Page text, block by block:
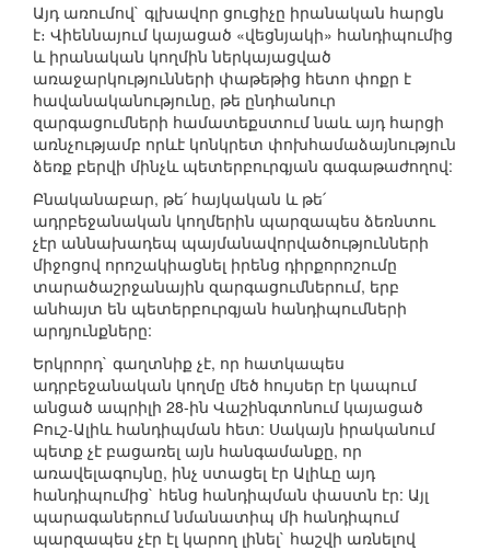
Այդ առումով` գլխավոր ցուցիչը իրանական հարցն
է։ Վիեննայում կայացած «վեցնյակի» հանդիպումից
և իրանական կողմին ներկայացված
առաջարկությունների փաթեթից հետո փոքր է
հավանականությունը, թե ընդհանուր
զարգացումների համատեքստում նաև այդ հարցի
առնչությամբ որևէ կոնկրետ փոխհամաձայնություն
ձեռք բերվի մինչև պետերբուրգյան գագաթաժողով:
Բնականաբար, թե՛ հայկական և թե՛
ադրբեջանական կողմերին պարզապես ձեռնտու
չէր աննախադեպ պայմանավորվածությունների
միջոցով որոշակիացնել իրենց դիրքորոշումը
տարածաշրջանային զարգացումներում, երբ
անհայտ են պետերբուրգյան հանդիպումների
արդյունքները:
Երկրորդ` գաղտնիք չէ, որ հատկապես
ադրբեջանական կողմը մեծ հույսեր էր կապում
անցած ապրիլի 28-ին Վաշինգտոնում կայացած
Բուշ-Ալիև հանդիպման հետ: Սակայն իրականում
պետք չէ բացառել այն հանգամանքը, որ
առավելագույնը, ինչ ստացել էր Ալիևը այդ
հանդիպումից` հենց հանդիպման փաստն էր: Այլ
պարագաներում նմանատիպ մի հանդիպում
պարզապես չէր էլ կարող լինել` հաշվի առնելով